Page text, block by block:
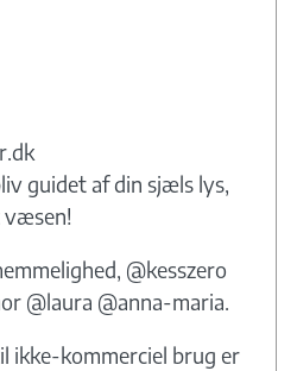
guidet af din sjæls lys,
væsen!
@kesszero
@laura @anna-maria.
ikke-kommerciel brug er